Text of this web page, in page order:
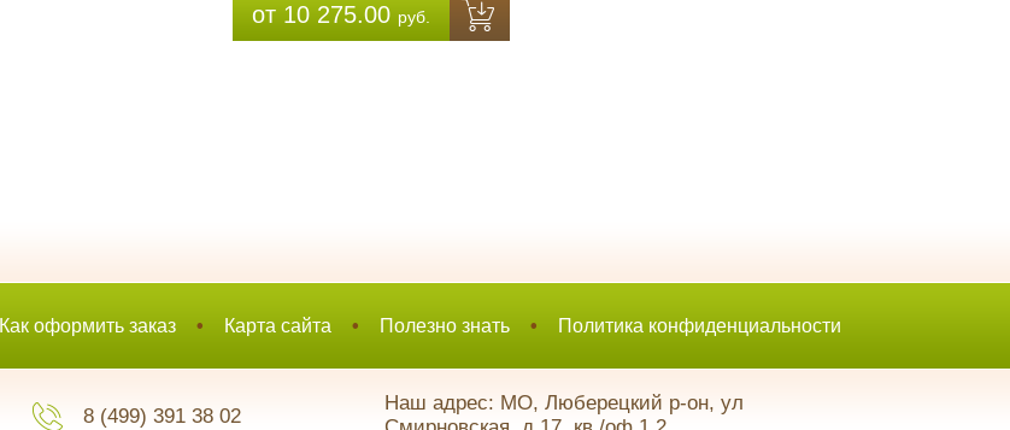
от 10 275.00 руб.
Как оформить заказ • Карта сайта • Полезно знать • Политика конфиденциальности
8 (499) 391 38 02
Наш адрес: МО, Люберецкий р-он, ул